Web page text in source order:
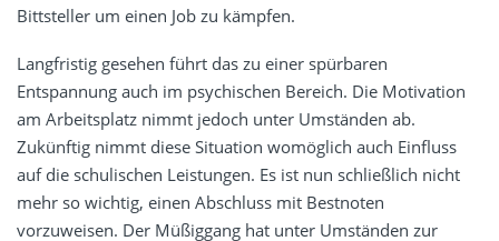
Bittsteller um einen Job zu kämpfen.
Langfristig gesehen führt das zu einer spürbaren
Entspannung auch im psychischen Bereich. Die Motivation
am Arbeitsplatz nimmt jedoch unter Umständen ab.
Zukünftig nimmt diese Situation womöglich auch Einfluss
auf die schulischen Leistungen. Es ist nun schließlich nicht
mehr so wichtig, einen Abschluss mit Bestnoten
vorzuweisen. Der Müßiggang hat unter Umständen zur